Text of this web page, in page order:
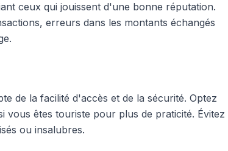
ceux qui jouissent d'une bonne réputation.
erreurs dans les montants échangés
de la facilité d'accès et de la sécurité. Optez
vous êtes touriste pour plus de praticité. Évitez
ou insalubres.